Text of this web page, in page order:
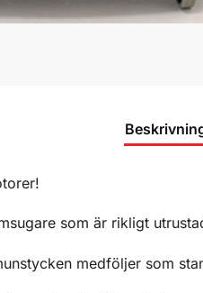
som är rikligt
medföljer som